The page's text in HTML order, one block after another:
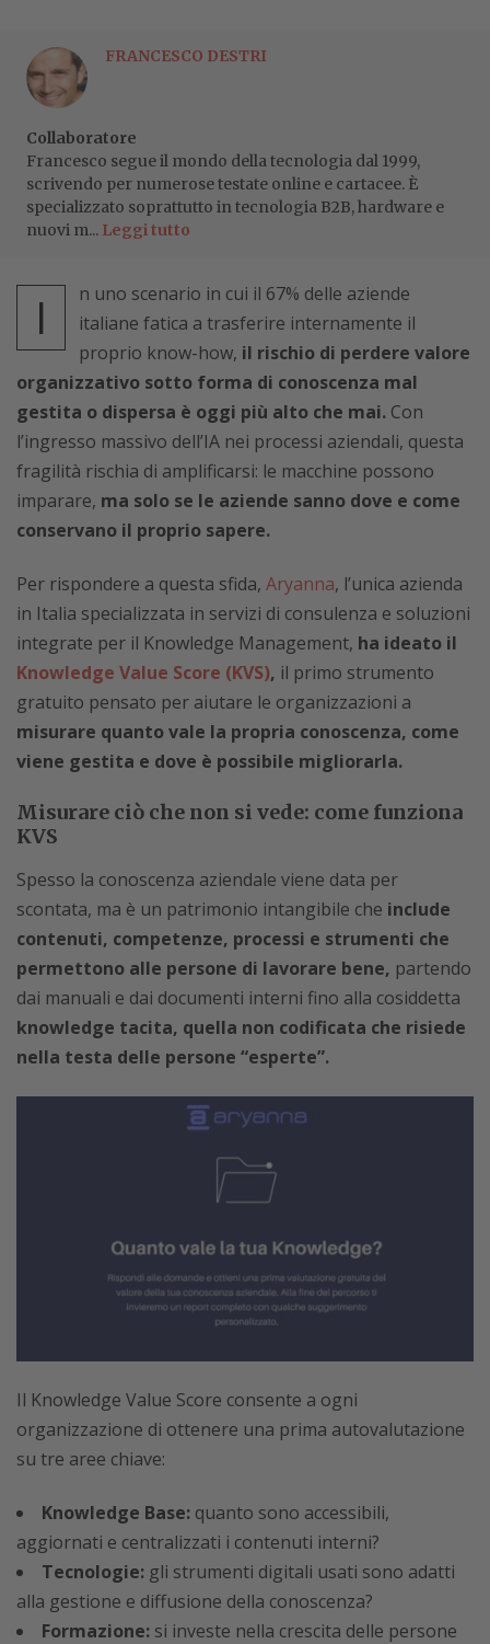
FRANCESCO DESTRI
Collaboratore
Francesco segue il mondo della tecnologia dal 1999,
scrivendo per numerose testate online e cartacee. È
specializzato soprattutto in tecnologia B2B, hardware e
nuovi m... Leggi tutto
I
n uno scenario in cui il 67% delle aziende
italiane fatica a trasferire internamente il
proprio know-how, il rischio di perdere valore
organizzativo sotto forma di conoscenza mal
gestita o dispersa è oggi più alto che mai. Con
l’ingresso massivo dell’IA nei processi aziendali, questa
fragilità rischia di amplificarsi: le macchine possono
imparare, ma solo se le aziende sanno dove e come
conservano il proprio sapere.
Per rispondere a questa sfida, Aryanna, l’unica azienda
in Italia specializzata in servizi di consulenza e soluzioni
integrate per il Knowledge Management, ha ideato il
Knowledge Value Score (KVS), il primo strumento
gratuito pensato per aiutare le organizzazioni a
misurare quanto vale la propria conoscenza, come
viene gestita e dove è possibile migliorarla.
Misurare ciò che non si vede: come funziona
KVS
Spesso la conoscenza aziendale viene data per
scontata, ma è un patrimonio intangibile che include
contenuti, competenze, processi e strumenti che
permettono alle persone di lavorare bene, partendo
dai manuali e dai documenti interni fino alla cosiddetta
knowledge tacita, quella non codificata che risiede
nella testa delle persone “esperte”.
Il Knowledge Value Score consente a ogni
organizzazione di ottenere una prima autovalutazione
su tre aree chiave:
Knowledge Base: quanto sono accessibili,
aggiornati e centralizzati i contenuti interni?
Tecnologie: gli strumenti digitali usati sono adatti
alla gestione e diffusione della conoscenza?
Formazione: si investe nella crescita delle persone